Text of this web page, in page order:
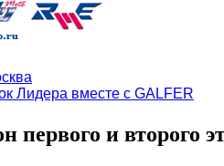
Лидера вместе с GALFER
и второго